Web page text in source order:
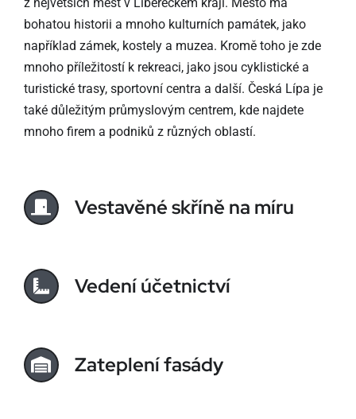
bohatou historii a mnoho kulturních památek, jako
například zámek, kostely a muzea. Kromě toho je zde
mnoho příležitostí k rekreaci, jako jsou cyklistické a
turistické trasy, sportovní centra a další. Česká Lípa je
také důležitým průmyslovým centrem, kde najdete
mnoho firem a podniků z různých oblastí.
Vestavěné skříně na míru
Vedení účetnictví
Zateplení fasády